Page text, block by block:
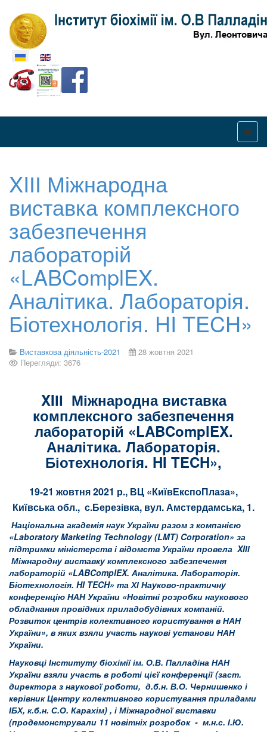
Оберіть свою мову
XIІІ Міжнародна
виставка комплексного
забезпечення
лабораторій
«LABComplEX.
Аналітика. Лабораторія.
Біотехнологія. HI TECH»
Виставкова діяльність-2021
28 жовтня 2021
Перегляди: 3676
XIІІ Міжнародна виставка
комплексного забезпечення
лабораторій «LABComplEX.
Аналітика. Лабораторія.
Біотехнологія. HI TECH»,
19-21 жовтня 2021 р., ВЦ «КиївЕкспоПлаза»,
Київська обл., с.Березівка, вул. Амстердамська, 1.
Національна академія наук України разом з компанією
«Laboratory Marketing Technology(LMT) Corporation» за
підтримки міністерств і відомств України провела XIІІ
Міжнародну виставкукомплексного забезпечення
лабораторій «LABComplEX. Аналітика. Лабораторія.
Біотехнологія. HI TECH» таХІ Науково-практичну
конференцію НАН України «Новітні розробки наукового
обладнання провідних приладобудівних компаній.
Розвиток центрів колективного користування в НАН
України», в яких взяли участь наукові установи НАН
України.
Науковці Інституту біохімії ім. О.В. Палладіна НАН
України взяли участь в роботі цієї конференції (заст.
директора з наукової роботи, д.б.н. В.О. Чернишенко і
керівник Центру колективного користування приладами
ІБХ, к.б.н. С.О. Карахім) , і Міжнародної виставки
(продемонстрували 11 новітніх розробок - м.н.с. І.Ю.